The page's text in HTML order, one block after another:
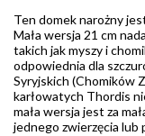
Ten domek narożny
Mała wersja 21 cm
takich jak myszy i
odpowiednia dla
Syryjskich (Chomików
karłowatych Thordis
mała wersja jest za
jednego zwierzęcia lub